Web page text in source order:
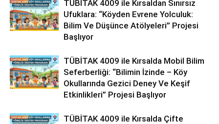
TÜBİTAK 4009 ile Kırsaldan Sınırsız
Ufuklara: “Köyden Evrene Yolculuk:
Bilim Ve Düşünce Atölyeleri” Projesi
Başlıyor
TÜBİTAK 4009 ile Kırsalda Mobil Bilim
Seferberliği: “Bilimin İzinde – Köy
Okullarında Gezici Deney Ve Keşif
Etkinlikleri” Projesi Başlıyor
TÜBİTAK 4009 ile Kırsalda Çifte